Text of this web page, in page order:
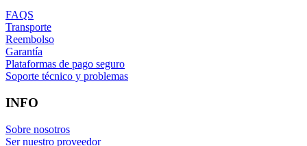
FAQS
Transporte
Reembolso
Garantía
Plataformas de pago seguro
Soporte técnico y problemas
INFO
Sobre nosotros
Ser nuestro proveedor